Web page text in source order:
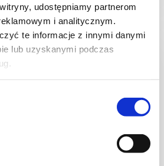
udostępniamy partnerom
i analitycznym.
te informacje z innymi danymi
lub uzyskanymi podczas